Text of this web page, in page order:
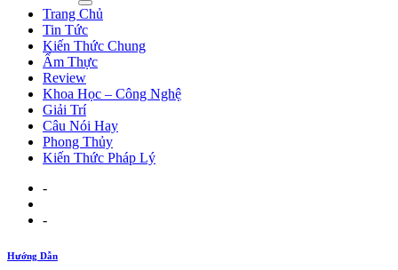
Trang Chủ
Tin Tức
Kiến Thức Chung
Ẩm Thực
Review
Khoa Học – Công Nghệ
Giải Trí
Câu Nói Hay
Phong Thủy
Kiến Thức Pháp Lý
-
-
Hướng Dẫn